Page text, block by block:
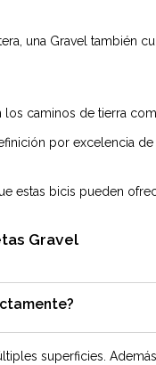
una Gravel
caminos de tierra
por excelencia
estas bicis pueden
Gravel
superficies.